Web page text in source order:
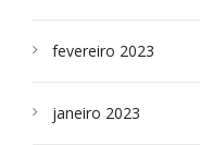
fevereiro 2023
janeiro 2023